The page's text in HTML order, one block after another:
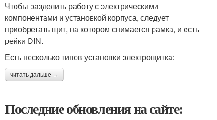
Чтобы разделить работу с электрическими
компонентами и установкой корпуса, следует
приобретать щит, на котором снимается рамка, и есть
рейки DIN.
Есть несколько типов установки электрощитка:
читать дальше →
Последние обновления на сайте: